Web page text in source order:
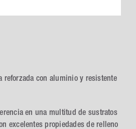
reforzada con aluminio y resistente
en una multitud de sustratos
excelentes propiedades de relleno